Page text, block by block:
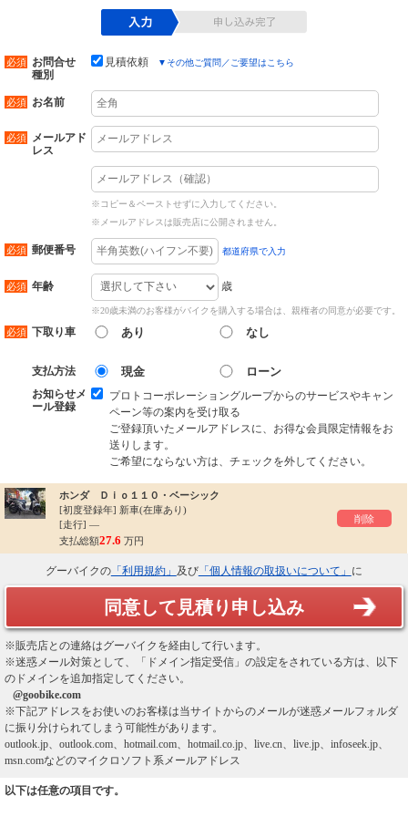
お問合せ
種別
見積依頼 ▼ その他ご質問／ご要望はこちら
お名前
メールアド
レス
※コピー＆ペーストせずに入力してください。
※メールアドレスは販売店に公開されません。
郵便番号 都道府県で入力
年齢 歳
※20歳未満のお客様がバイクを購入する場合は、親権者の同意が必要です。
下取り車 あり なし
支払方法 現金 ローン
お知らせメ
ール登録
プロトコーポレーショングループからのサービスやキャン
ペーン等の案内を受け取る
ご登録頂いたメールアドレスに、お得な会員限定情報をお
送りします。
ご希望にならない方は、チェックを外してください。
ホンダ Ｄｉｏ１１０・ベーシック
[初度登録年] 新車(在庫あり)
[走行] ―
支払総額27.6 万円
削除
グーバイクの「利用規約」 及び「個人情報の取扱いについて」 に
同意して見積り申し込み
※販売店との連絡はグーバイクを経由して行います。
※迷惑メール対策として、「ドメイン指定受信」の設定をされている方は、以下
のドメインを追加指定してください。
@goobike.com
※下記アドレスをお使いのお客様は当サイトからのメールが迷惑メールフォルダ
に振り分けられてしまう可能性があります。
outlook.jp、outlook.com、hotmail.com、hotmail.co.jp、live.cn、live.jp、infoseek.jp、
msn.comなどのマイクロソフト系メールアドレス
以下は任意の項目です。